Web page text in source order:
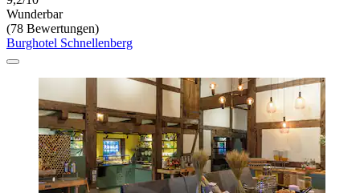
Wunderbar
(78 Bewertungen)
Burghotel Schnellenberg